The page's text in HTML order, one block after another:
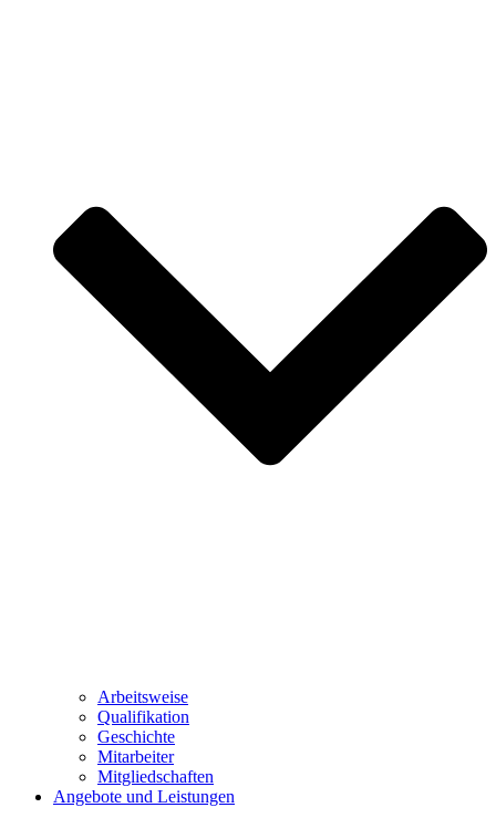
Arbeitsweise
Qualifikation
Geschichte
Mitarbeiter
Mitgliedschaften
Angebote und Leistungen